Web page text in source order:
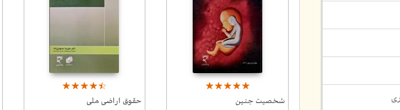
☆☆☆☆☆
★★★★★
شخصیت جنین
☆☆☆☆☆
★★★★★
حقوق اراضی ملی